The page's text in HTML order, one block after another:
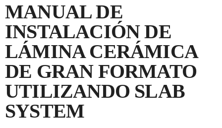
MANUAL DE
INSTALACIÓN DE
LÁMINA CERÁMICA
DE GRAN FORMATO
UTILIZANDO SLAB
SYSTEM